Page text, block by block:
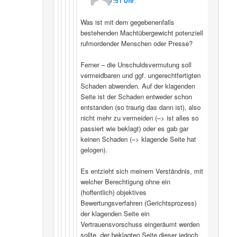
Was ist mit dem gegebenenfalls
bestehenden Machtübergewicht potenziell
rufmordender Menschen oder Presse?
Ferner – die Unschuldsvermutung soll
vermeidbaren und ggf. ungerechtfertigten
Schaden abwenden. Auf der klagenden
Seite ist der Schaden entweder schon
entstanden (so traurig das dann ist), also
nicht mehr zu vermeiden (–> ist alles so
passiert wie beklagt) oder es gab gar
keinen Schaden (–> klagende Seite hat
gelogen).
Es entzieht sich meinem Verständnis, mit
welcher Berechtigung ohne ein
(hoffentlich) objektives
Bewertungsverfahren (Gerichtsprozess)
der klagenden Seite ein
Vertrauensvorschuss eingeräumt werden
sollte, der beklagten Seite dieser jedoch